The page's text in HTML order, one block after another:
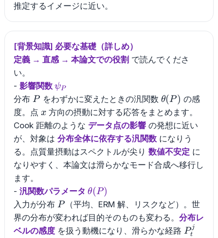
推定するイメージに近い。
[背景知識] 必要な基礎（詳しめ）
定義 → 直感 → 本論文での役割 で読んでくださ
い。
- 影響関数 \psi_P
ψP
分布 P
P をわずかに変えたときの汎関数 \theta(P)
θ(P) の感
度。点 x
x 方向の摂動に対する応答をまとめます。
Cook 距離のような データ点の影響 の発想に近い
が、対象は 分布全体に依存する汎関数 になりう
る。点質量摂動はスペクトルが尖り 数値不安定 に
なりやすく、本論文は滑らかなモード合成へ移行し
ます。
- 汎関数パラメータ \theta(P)
θ( P)
入力が分布 P
P
（平均、ERM 解、リスクなど）。世
界の分布が変われば目的そのものも変わる。 分布レ
ベルの感度 を扱う動機になり、滑らかな経路 P_t^j
Pt
j